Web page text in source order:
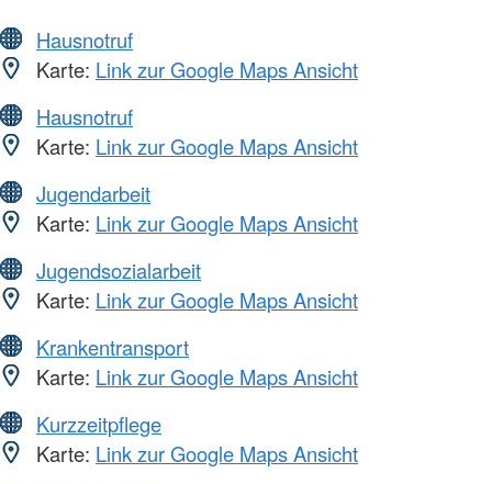
Hausnotruf
Karte: Link zur Google Maps Ansicht
Hausnotruf
Karte: Link zur Google Maps Ansicht
Jugendarbeit
Karte: Link zur Google Maps Ansicht
Jugendsozialarbeit
Karte: Link zur Google Maps Ansicht
Krankentransport
Karte: Link zur Google Maps Ansicht
Kurzzeitpflege
Karte: Link zur Google Maps Ansicht